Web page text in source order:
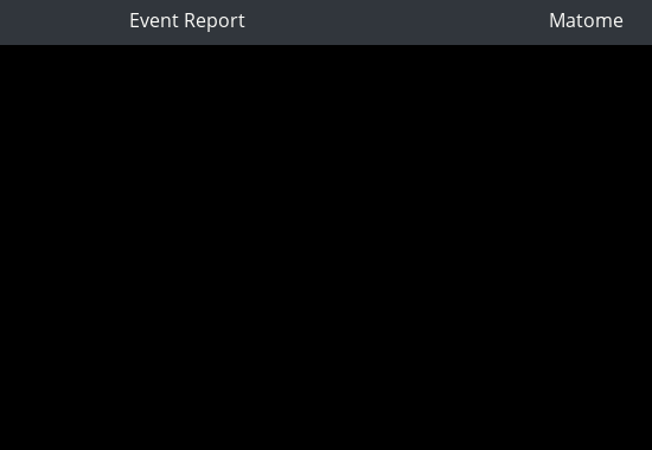
Event Report Matome